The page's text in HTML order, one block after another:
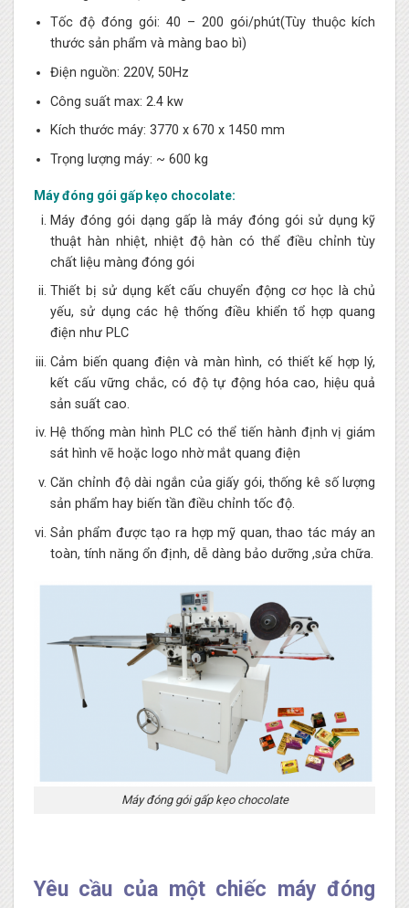
Tốc độ đóng gói: 40 – 200 gói/phút(Tùy thuộc kích
thước sản phẩm và màng bao bì)
Điện nguồn: 220V, 50Hz
Công suất max: 2.4 kw
Kích thước máy: 3770 x 670 x 1450 mm
Trọng lượng máy: ~ 600 kg
Máy đóng gói gấp kẹo chocolate:
Máy đóng gói dạng gấp là máy đóng gói sử dụng kỹ
thuật hàn nhiệt, nhiệt độ hàn có thể điều chỉnh tùy
chất liệu màng đóng gói
Thiết bị sử dụng kết cấu chuyển động cơ học là chủ
yếu, sử dụng các hệ thống điều khiển tổ hợp quang
điện như PLC
Cảm biến quang điện và màn hình, có thiết kế hợp lý,
kết cấu vững chắc, có độ tự động hóa cao, hiệu quả
sản suất cao.
Hệ thống màn hình PLC có thể tiến hành định vị giám
sát hình vẽ hoặc logo nhờ mắt quang điện
Căn chỉnh độ dài ngắn của giấy gói, thống kê số lượng
sản phẩm hay biến tần điều chỉnh tốc độ.
Sản phẩm được tạo ra hợp mỹ quan, thao tác máy an
toàn, tính năng ổn định, dễ dàng bảo dưỡng ,sửa chữa.
Máy đóng gói gấp kẹo chocolate
Yêu cầu của một chiếc máy đóng